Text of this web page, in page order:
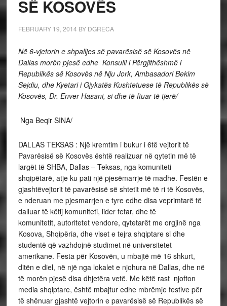
SË KOSOVËS
FEBRUARY 19, 2014 BY DGRECA
Në 6-vjetorin e shpalljes së pavarësisë së Kosovës në
Dallas morën pjesë edhe Konsulli i Përgjithëshmë i
Republikës së Kosovës në Nju Jork, Ambasadori Bekim
Sejdiu, dhe Kyetari i Gjykatës Kushtetuese të Republikës së
Kosovës, Dr. Enver Hasani, si dhe të ftuar të tjerë/
Nga Beqir SINA/
DALLAS TEKSAS : Një kremtim i bukur i 6të vejtorit të
Pavarësisë së Kosovës është realizuar në qytetin më të
largët të SHBA, Dallas – Teksas, nga komuniteti
shqipëtarë, atje ku pati një pjesëmarrje të madhe. Festën e
gjashtëvejtorit të pavarësisë së shtetit më të ri të Kosovës,
e nderuan me pjesmarrjen e tyre edhe disa veprimtarë të
dalluar të këtij komuniteti, lider fetar, dhe të
komunitetit, autoritetet vendore, qytetarët me orgjinë nga
Kosova, Shqipëria, dhe viset e tejra shqiptare si dhe
studentë që vazhdojnë studimet në universitetet
amerikane. Festa për Kosovën, u mbajtë më 16 shkurt,
ditën e diel, në një nga lokalet e njohura në Dallas, dhe në
të morën pjesë disa dhjetëra vetë. Me këtë rast njofton
media shqiptare, është mbajtur edhe mbrëmje festive për
të shënuar gjashtë vejtorin e pavarësisë së Republikës së